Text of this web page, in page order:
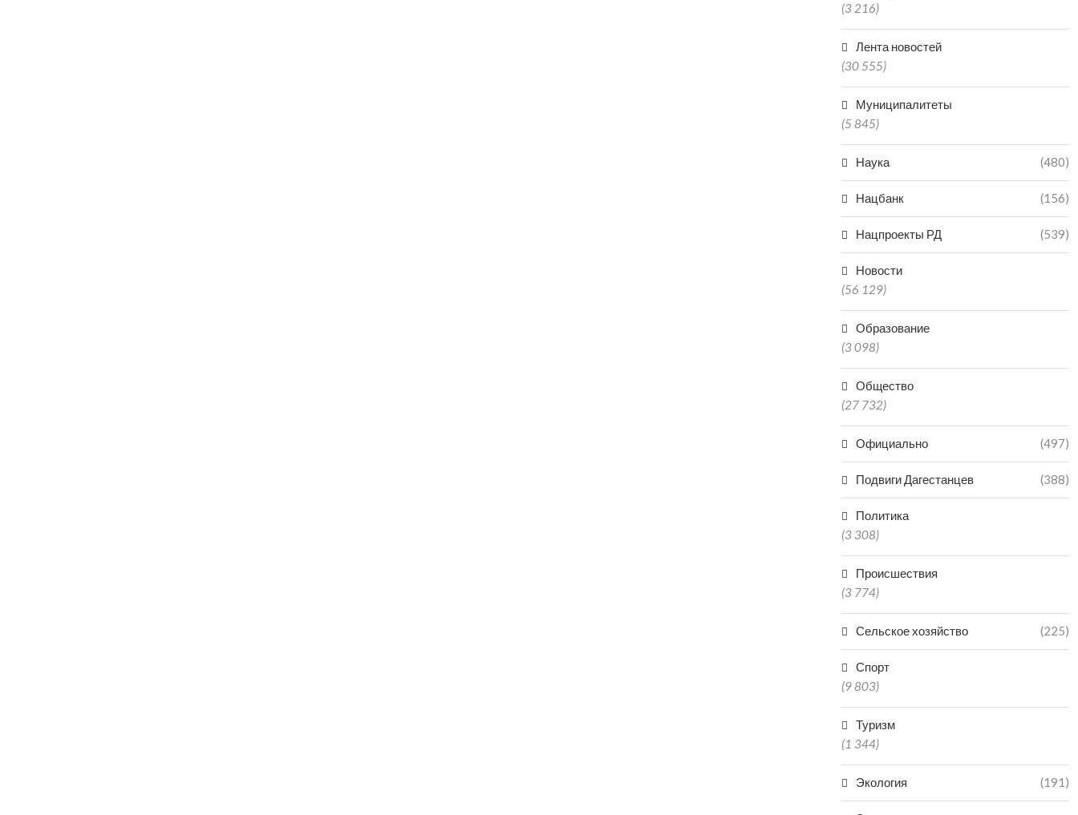
(3 216)
Лента новостей
(30 555)
Муниципалитеты
(5 845)
Наука (480)
Нацбанк (156)
Нацпроекты РД (539)
Новости
(56 129)
Образование
(3 098)
Общество
(27 732)
Официально (497)
Подвиги Дагестанцев (388)
Политика
(3 308)
Происшествия
(3 774)
Сельское хозяйство (225)
Спорт
(9 803)
Туризм
(1 344)
Экология (191)